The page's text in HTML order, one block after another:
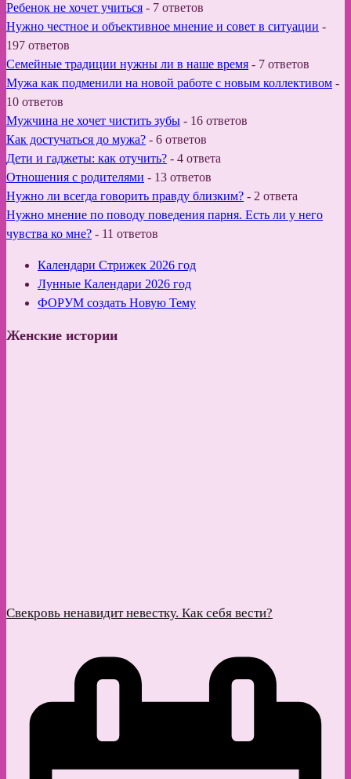
Ребенок не хочет учиться - 7 ответов
Нужно честное и объективное мнение и совет в ситуации -
197 ответов
Семейные традиции нужны ли в наше время - 7 ответов
Мужа как подменили на новой работе с новым коллективом -
10 ответов
Мужчина не хочет чистить зубы - 16 ответов
Как достучаться до мужа? - 6 ответов
Дети и гаджеты: как отучить? - 4 ответа
Отношения с родителями - 13 ответов
Нужно ли всегда говорить правду близким? - 2 ответа
Нужно мнение по поводу поведения парня. Есть ли у него
чувства ко мне? - 11 ответов
Календари Стрижек 2026 год
Лунные Календари 2026 год
ФОРУМ создать Новую Тему
Женские истории
Свекровь ненавидит невестку. Как себя вести?